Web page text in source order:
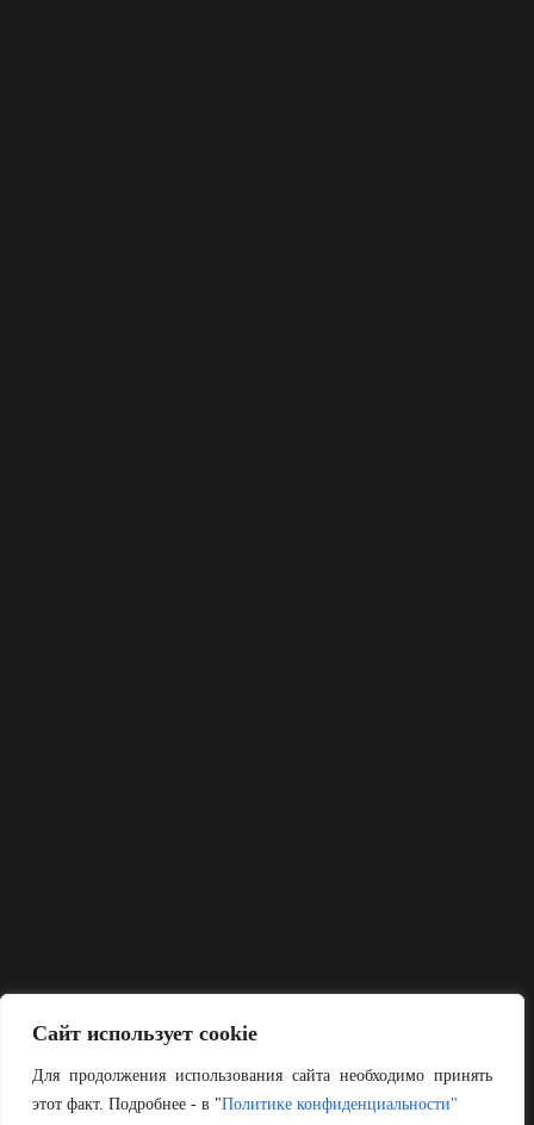
Сайт использует cookie
Для продолжения использования сайта необходимо принять
этот факт. Подробнее - в "Политике конфиденциальности"